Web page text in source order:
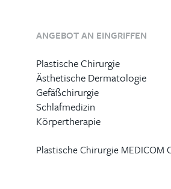
ANGEBOT AN EINGRIFFEN
Plastische Chirurgie
Ästhetische Dermatologie
Gefäßchirurgie
Schlafmedizin
Körpertherapie
Plastische Chirurgie MEDICOM